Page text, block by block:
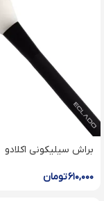
براش سیلیکونی اکلادو
۶۱۰,۰۰۰تومان